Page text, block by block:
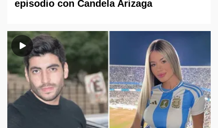
episodio con Candela Arizaga